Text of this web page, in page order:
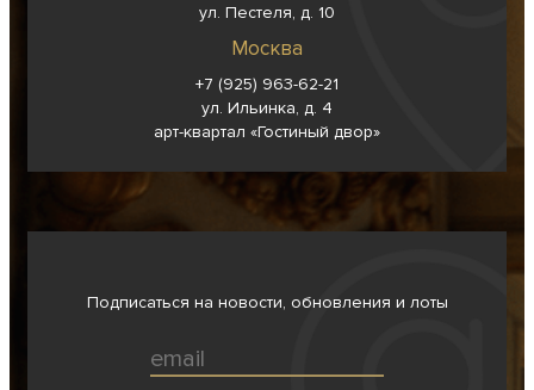
ул. Пестеля, д. 10
Москва
+7 (925) 963-62-21
ул. Ильинка, д. 4
арт-квартал «Гостиный двор»
Подписаться на новости, обновления и лоты